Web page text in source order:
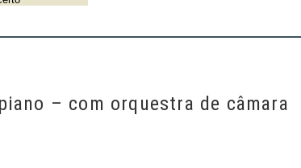
– com orquestra de câmara